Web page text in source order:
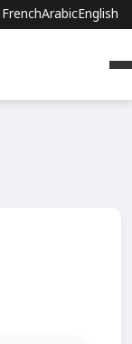
FrenchArabicEnglish